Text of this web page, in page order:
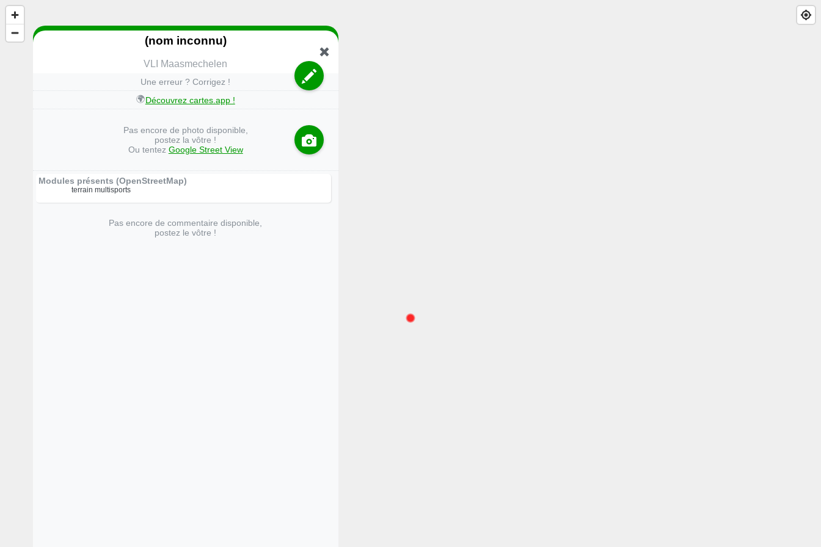
(nom inconnu)
VLI Maasmechelen
Une erreur ? Corrigez !
🌍Découvrez cartes.app !
Pas encore de photo disponible,
postez la vôtre !
Ou tentez Google Street View
Modules présents (OpenStreetMap)
terrain multisports
Pas encore de commentaire disponible,
postez le vôtre !